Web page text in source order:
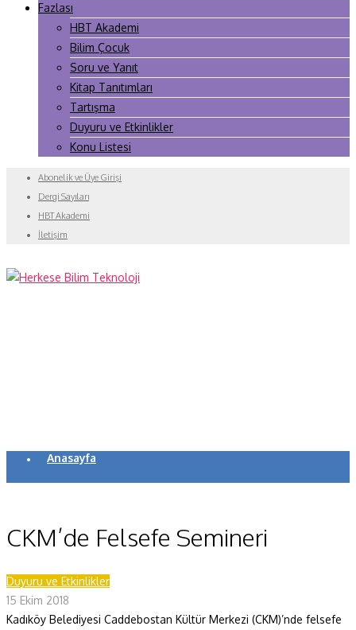
Fazlası
HBT Akademi
Bilim Çocuk
Soru ve Yanıt
Kitap Tanıtımları
Tartışma
Duyuru ve Etkinlikler
Konu Listesi
Abonelik ve Üye Girişi
Dergi Sayıları
HBT Akademi
İletişim
Anasayfa
Dergi Sayıları
Yaşam Bilimleri
CKM’de Felsefe Semineri
Duyuru ve Etkinlikler
15 Ekim 2018
Kadıköy Belediyesi Caddebostan Kültür Merkezi (CKM)’nde felsefe